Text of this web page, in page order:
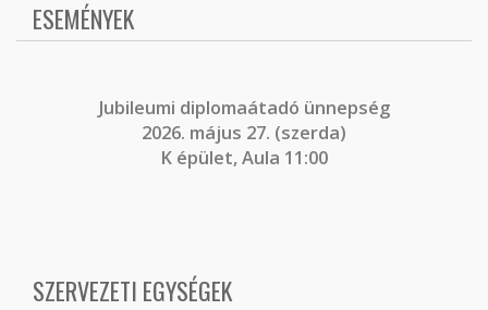
ESEMÉNYEK
Jubileumi diplomaátadó ünnepség
2026. május 27. (szerda)
K épület, Aula 11:00
SZERVEZETI EGYSÉGEK